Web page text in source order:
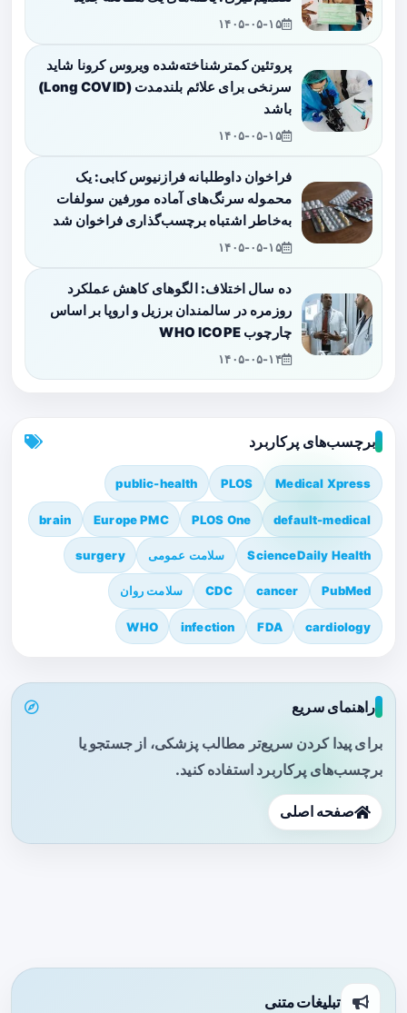
۱۴۰۵-۰۵-۱۵
پروتئین کمترشناخته‌شده ویروس کرونا شاید
سرنخی برای علائم بلندمدت (Long COVID)
باشد
۱۴۰۵-۰۵-۱۵
فراخوان داوطلبانه فرازنیوس کابی: یک
محموله سرنگ‌های آماده مورفین سولفات
به‌خاطر اشتباه برچسب‌گذاری فراخوان شد
۱۴۰۵-۰۵-۱۵
ده سال اختلاف: الگوهای کاهش عملکرد
روزمره در سالمندان برزیل و اروپا بر اساس
چارچوب WHO ICOPE
۱۴۰۵-۰۵-۱۴
برچسب‌های پرکاربرد
Medical Xpress
PLOS
public-health
default-medical
PLOS One
Europe PMC
brain
ScienceDaily Health سلامت عمومی surgery
PubMed
cancer
CDC سلامت روان
cardiology
FDA
infection
WHO
راهنمای سریع
برای پیدا کردن سریع‌تر مطالب پزشکی، از جستجو یا
برچسب‌های پرکاربرد استفاده کنید.
صفحه اصلی
تبلیغات متنی